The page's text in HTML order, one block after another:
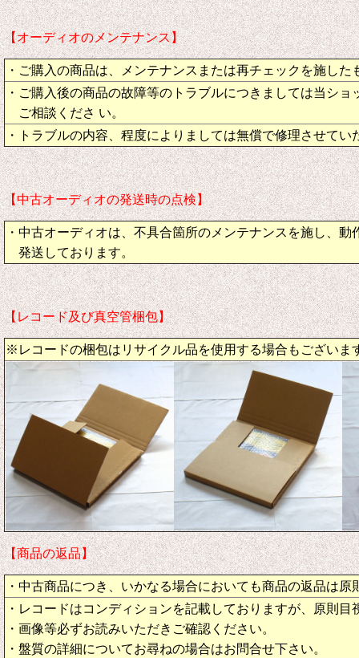
【オーディオのメンテナンス】
・ご購入の商品は、メンテナンスまたは再チェックを施し
・ご購入後の商品の故障等のトラブルにつきましては当ショ
ご相談くださ い。
・トラブルの内容、程度によりましては無償で修理させてい
【中古オーディオの発送時の点検】
・中古オーディオは、不具合箇所のメンテナンスを施し、動
発送しております。
【レコード及び真空管梱包】
※レコードの梱包はリサイクル品を使用する場合もございま
【商品の返品】
・中古商品につき、いかなる場合においても商品の返品は原
・レコードはコンディションを記載しておりますが、原則目
・画像等必ずお読みいただきご確認ください。
・盤質の詳細についてお尋ねの場合はお問合せ下さい。